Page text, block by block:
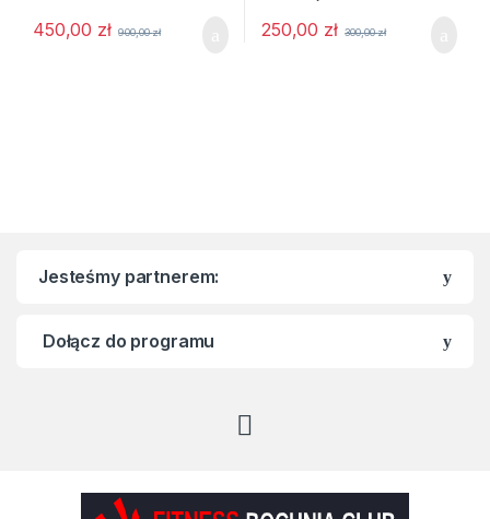
450,00 zł 900,00zł 250,00 zł 300,00zł
Jesteśmy partnerem:
Dołącz do programu